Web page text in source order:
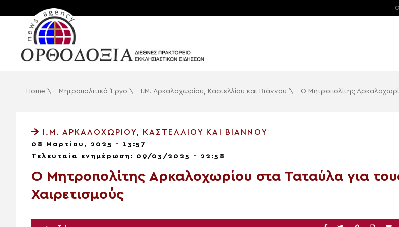
Home \ Μητροπολιτικό Έργο \ Ι.Μ. Αρκαλοχωρίου, Καστελλίου και Βιάννου \ Ο Μητροπολίτης
Ι.Μ. ΑΡΚΑΛΟΧΩΡΊΟΥ, ΚΑΣΤΕΛΛΊΟΥ ΚΑΙ ΒΙΆΝΝΟΥ
08 Μαρτίου, 2025 - 13:57
Τελευταία ενημέρωση: 09/03/2025 - 22:58
Ο Μητροπολίτης Αρκαλοχωρίου στα Ταταύλα για
Χαιρετισμούς